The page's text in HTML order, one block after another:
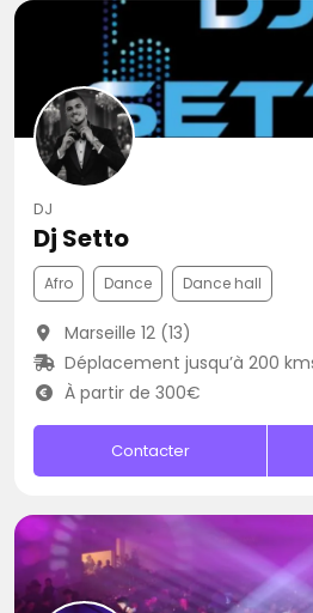
DJ
Dj Setto
Afro Dance Dance hall
Marseille 12 (13)
Déplacement jusqu’à 200
À partir de 300€
Contacter